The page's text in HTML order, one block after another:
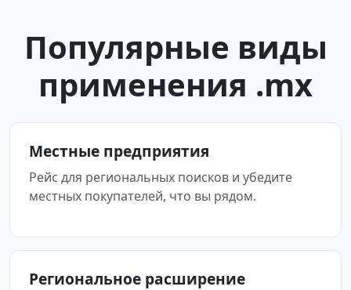
Популярные виды
применения .mx
Местные предприятия
Рейс для региональных поисков и убедите
местных покупателей, что вы рядом.
Региональное расширение